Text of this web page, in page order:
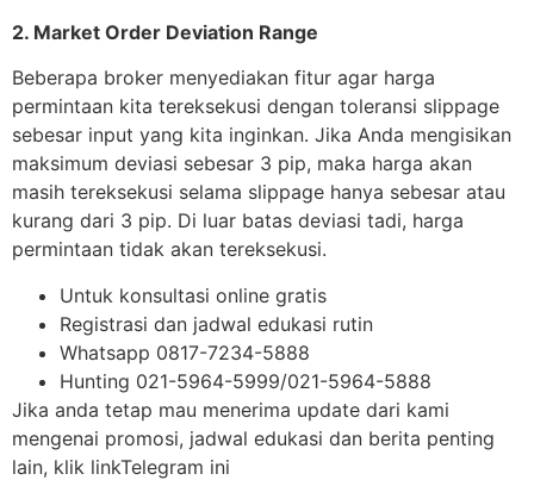
2. Market Order Deviation Range
Beberapa broker menyediakan fitur agar harga
permintaan kita tereksekusi dengan toleransi slippage
sebesar input yang kita inginkan. Jika Anda mengisikan
maksimum deviasi sebesar 3 pip, maka harga akan
masih tereksekusi selama slippage hanya sebesar atau
kurang dari 3 pip. Di luar batas deviasi tadi, harga
permintaan tidak akan tereksekusi.
Untuk konsultasi online gratis
Registrasi dan jadwal edukasi rutin
Whatsapp 0817-7234-5888
Hunting 021-5964-5999/021-5964-5888
Jika anda tetap mau menerima update dari kami
mengenai promosi, jadwal edukasi dan berita penting
lain, klik linkTelegram ini